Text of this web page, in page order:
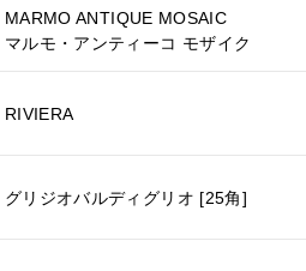
MARMO ANTIQUE MOSAIC
マルモ・アンティーコ モザイク
RIVIERA
グリジオバルディグリオ [25角]